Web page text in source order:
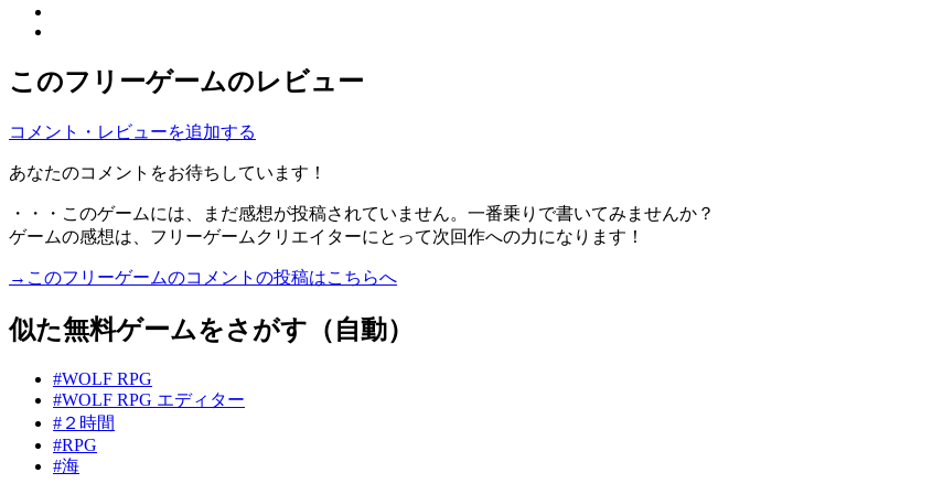
このフリーゲームのレビュー
コメント・レビューを追加する
あなたのコメントをお待ちしています！
・・・このゲームには、まだ感想が投稿されていません。一番乗りで書いてみませんか？
ゲームの感想は、フリーゲームクリエイターにとって次回作への力になります！
→このフリーゲームのコメントの投稿はこちらへ
似た無料ゲームをさがす（自動）
#WOLF RPG
#WOLF RPG エディター
#２時間
#RPG
#海